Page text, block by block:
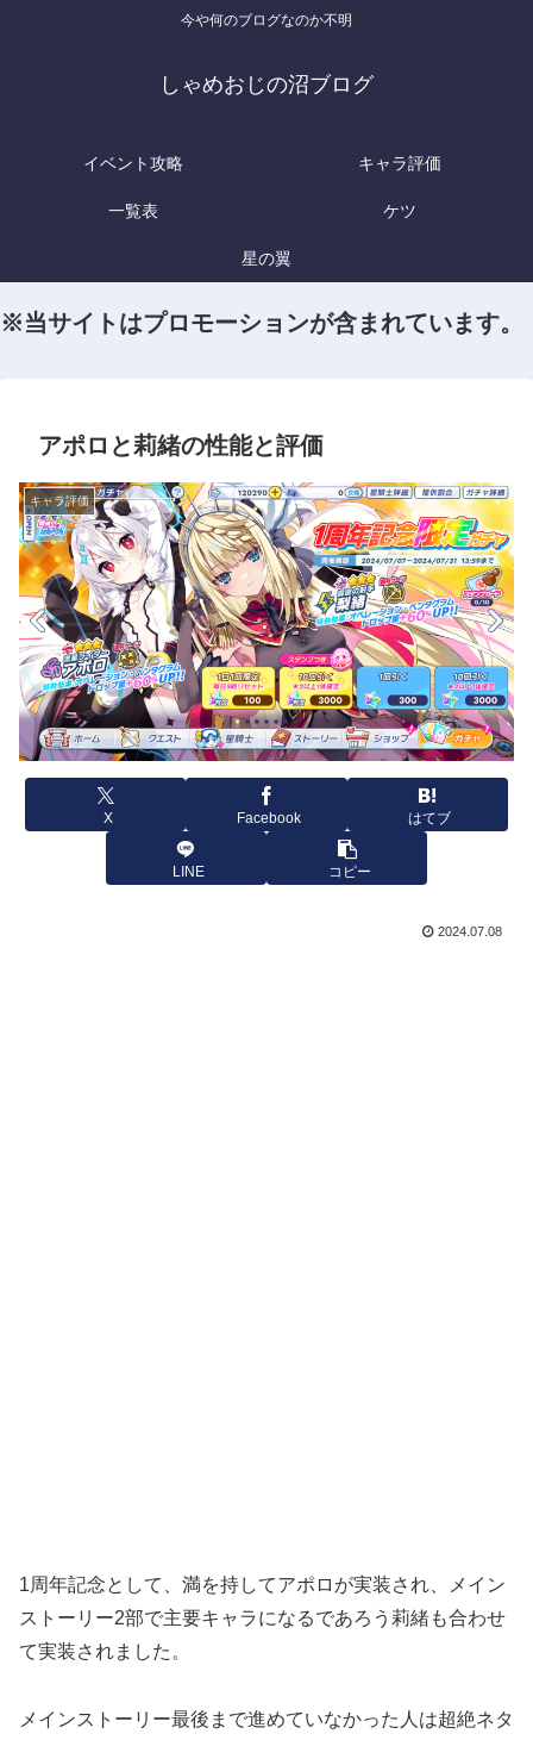
今や何のブログなのか不明
しゃめおじの沼ブログ
イベント攻略 キャラ評価
一覧表 ケツ
星の翼
※当サイトはプロモーションが含まれています。
アポロと莉緒の性能と評価
キャラ評価
X Facebook はてブ
LINE コピー
2024.07.08
1周年記念として、満を持してアポロが実装され、メイン
ストーリー2部で主要キャラになるであろう莉緒も合わせ
て実装されました。
メインストーリー最後まで進めていなかった人は超絶ネタ